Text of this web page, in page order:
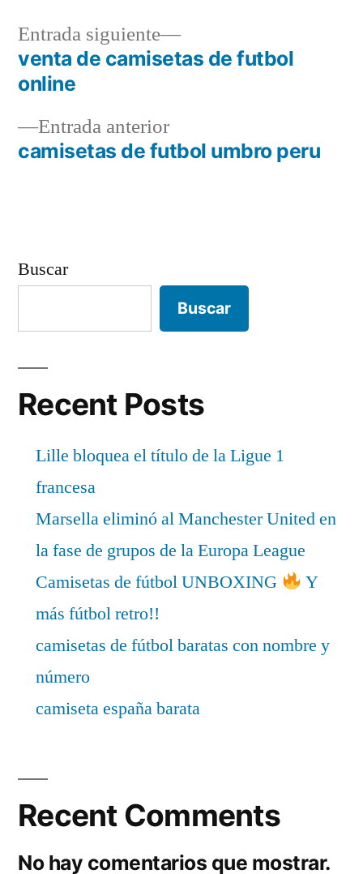
Navegación
entradas
Entrada anteriorEntrada
anterior:
camisetas de futbol umbro peru
Entrada siguiente
Entrada
siguiente:
venta de camisetas de futbol
online
Buscar
Buscar
Recent Posts
Lille bloquea el título de la Ligue 1
francesa
Marsella eliminó al Manchester United en
la fase de grupos de la Europa League
Camisetas de fútbol UNBOXING
Y
más fútbol retro!!
camisetas de fútbol baratas con nombre y
número
camiseta españa barata
Recent Comments
No hay comentarios que mostrar.